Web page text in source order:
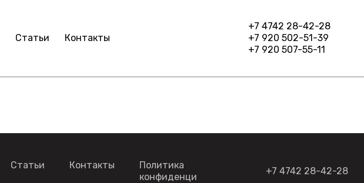
Статьи Контакты
+7 4742 28-42-28
+7 920 502-51-39
+7 920 507-55-11
Статьи Контакты
Политика
конфиденциальности
+7 4742 28-42-28